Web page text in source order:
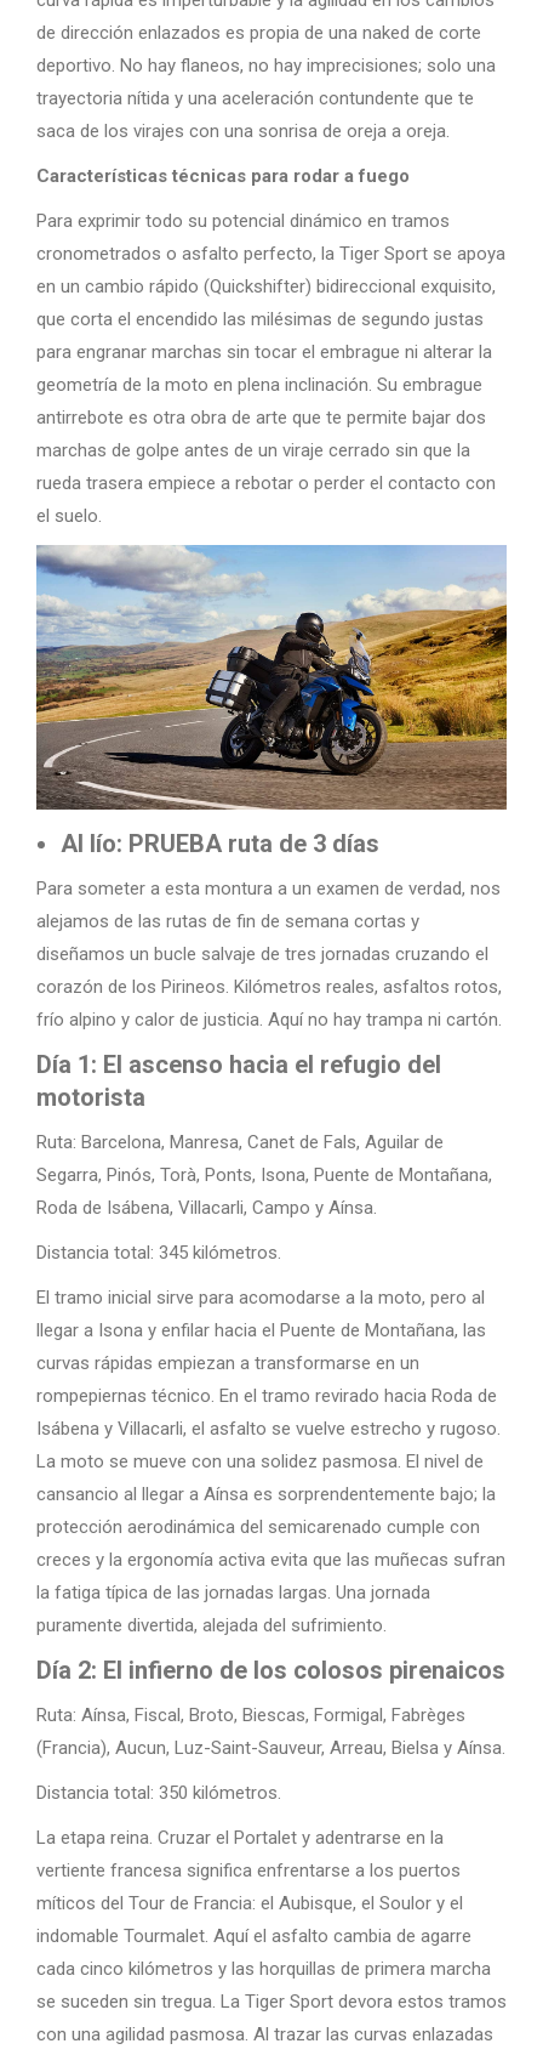
de dirección enlazados es propia de una naked de corte
deportivo. No hay flaneos, no hay imprecisiones; solo una
trayectoria nítida y una aceleración contundente que te
saca de los virajes con una sonrisa de oreja a oreja.
Características técnicas para rodar a fuego
Para exprimir todo su potencial dinámico en tramos
cronometrados o asfalto perfecto, la Tiger Sport se apoya
en un cambio rápido (Quickshifter) bidireccional exquisito,
que corta el encendido las milésimas de segundo justas
para engranar marchas sin tocar el embrague ni alterar la
geometría de la moto en plena inclinación. Su embrague
antirrebote es otra obra de arte que te permite bajar dos
marchas de golpe antes de un viraje cerrado sin que la
rueda trasera empiece a rebotar o perder el contacto con
el suelo.
Al lío: PRUEBA ruta de 3 días
Para someter a esta montura a un examen de verdad, nos
alejamos de las rutas de fin de semana cortas y
diseñamos un bucle salvaje de tres jornadas cruzando el
corazón de los Pirineos. Kilómetros reales, asfaltos rotos,
frío alpino y calor de justicia. Aquí no hay trampa ni cartón.
Día 1: El ascenso hacia el refugio del
motorista
Ruta: Barcelona, Manresa, Canet de Fals, Aguilar de
Segarra, Pinós, Torà, Ponts, Isona, Puente de Montañana,
Roda de Isábena, Villacarli, Campo y Aínsa.
Distancia total: 345 kilómetros.
El tramo inicial sirve para acomodarse a la moto, pero al
llegar a Isona y enfilar hacia el Puente de Montañana, las
curvas rápidas empiezan a transformarse en un
rompepiernas técnico. En el tramo revirado hacia Roda de
Isábena y Villacarli, el asfalto se vuelve estrecho y rugoso.
La moto se mueve con una solidez pasmosa. El nivel de
cansancio al llegar a Aínsa es sorprendentemente bajo; la
protección aerodinámica del semicarenado cumple con
creces y la ergonomía activa evita que las muñecas sufran
la fatiga típica de las jornadas largas. Una jornada
puramente divertida, alejada del sufrimiento.
Día 2: El infierno de los colosos pirenaicos
Ruta: Aínsa, Fiscal, Broto, Biescas, Formigal, Fabrèges
(Francia), Aucun, Luz-Saint-Sauveur, Arreau, Bielsa y Aínsa.
Distancia total: 350 kilómetros.
La etapa reina. Cruzar el Portalet y adentrarse en la
vertiente francesa significa enfrentarse a los puertos
míticos del Tour de Francia: el Aubisque, el Soulor y el
indomable Tourmalet. Aquí el asfalto cambia de agarre
cada cinco kilómetros y las horquillas de primera marcha
se suceden sin tregua. La Tiger Sport devora estos tramos
con una agilidad pasmosa. Al trazar las curvas enlazadas